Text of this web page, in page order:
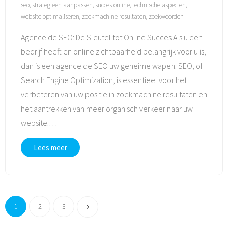
seo, strategieën aanpassen, succes online,technische aspecten,
website optimaliseren, zoekmachine resultaten, zoekwoorden
Agence de SEO: De Sleutel tot Online Succes Als u een
bedrijf heeft en online zichtbaarheid belangrijk voor u is,
dan is een agence de SEO uw geheime wapen. SEO, of
Search Engine Optimization, is essentieel voor het
verbeteren van uw positie in zoekmachine resultaten en
het aantrekken van meer organisch verkeer naar uw
website.…
Lees meer
1 2 3